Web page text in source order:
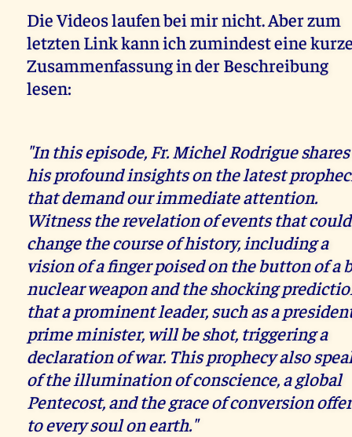
Die Videos laufen bei mir nicht. Aber zum
letzten Link kann ich zumindest eine
Zusammenfassung in der Beschreibung
lesen:
"In this episode, Fr. Michel Rodrigue shares
his profound insights on the latest
that demand our immediate attention.
Witness the revelation of events that could
change the course of history, including a
vision of a finger poised on the button of a
nuclear weapon and the shocking
that a prominent leader, such as a
prime minister, will be shot, triggering a
declaration of war. This prophecy also
of the illumination of conscience, a global
Pentecost, and the grace of conversion
to every soul on earth."